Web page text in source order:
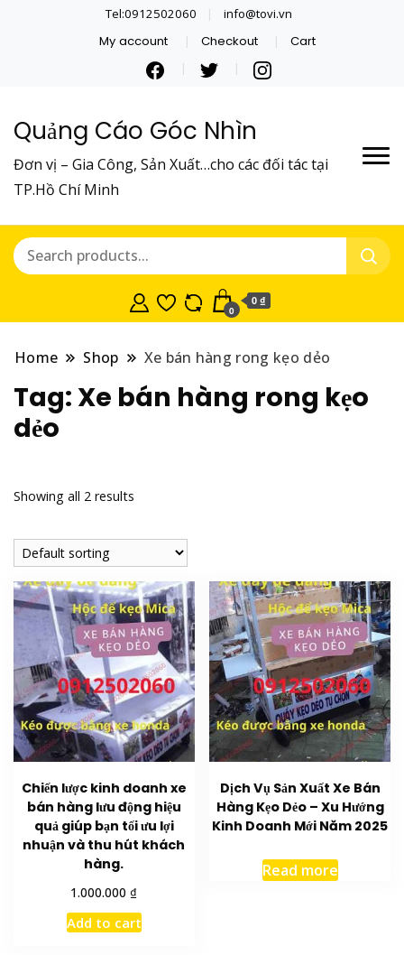
Tel:0912502060 info@tovi.vn
My account Checkout Cart
Quảng Cáo Góc Nhìn
Đơn vị – Gia Công, Sản Xuất…cho các đối tác tại
TP.Hồ Chí Minh
0
0 ₫
Home Shop Xe bán hàng rong kẹo dẻo
Tag: Xe bán hàng rong kẹo
dẻo
Showing all 2 results
Chiến lược kinh doanh xe
bán hàng lưu động hiệu
quả giúp bạn tối ưu lợi
nhuận và thu hút khách
hàng.
1.000.000 ₫
Add to cart
Dịch Vụ Sản Xuất Xe Bán
Hàng Kẹo Dẻo – Xu Hướng
Kinh Doanh Mới Năm 2025
Read more